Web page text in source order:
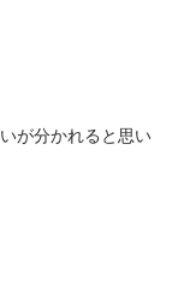
が分かれると思い